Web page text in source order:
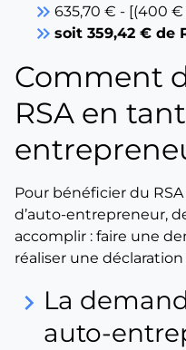
keyboard_double_arrow_right 635,70 € - [(400 €
keyboard_double_arrow_right soit 359,42 € de
Comment
RSA en
Pour bénéficier du
d’auto-entrepreneur,
accomplir : faire une
réaliser une
keyboard_arrow_right La
auto-